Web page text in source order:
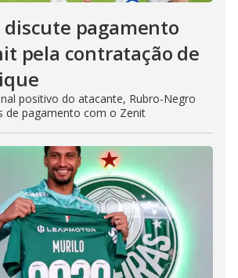
discute pagamento
pela contratação de
positivo do atacante, Rubro-Negro
de pagamento com o Zenit